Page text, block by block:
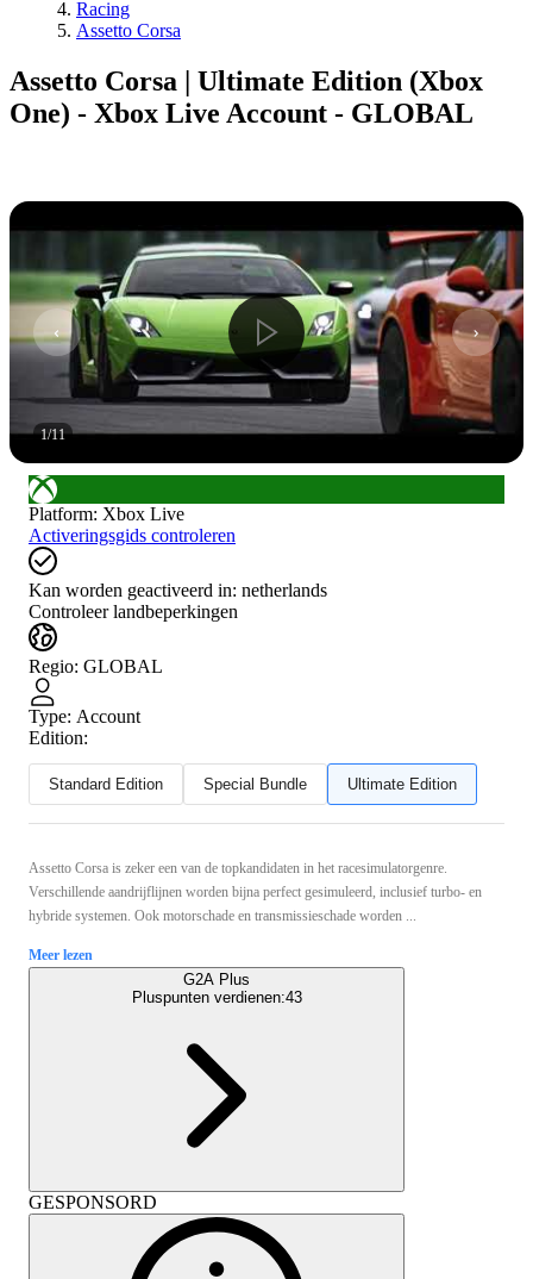
Racing
Assetto Corsa
Assetto Corsa | Ultimate Edition (Xbox
One) - Xbox Live Account - GLOBAL
1/11
Platform: Xbox Live
Activeringsgids controleren
Kan worden geactiveerd in: netherlands
Controleer landbeperkingen
Regio: GLOBAL
Type: Account
Edition:
Standard Edition Special Bundle Ultimate Edition
Assetto Corsa is zeker een van de topkandidaten in het racesimulatorgenre.
Verschillende aandrijflijnen worden bijna perfect gesimuleerd, inclusief turbo- en
hybride systemen. Ook motorschade en transmissieschade worden ...
Meer lezen
G2A Plus
Pluspunten verdienen:43
GESPONSORD